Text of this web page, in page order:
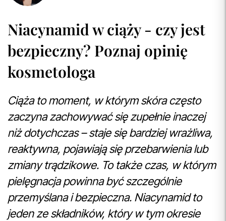
Niacynamid w ciąży - czy jest
bezpieczny? Poznaj opinię
kosmetologa
Ciąża to moment, w którym skóra często
zaczyna zachowywać się zupełnie inaczej
niż dotychczas – staje się bardziej wrażliwa,
reaktywna, pojawiają się przebarwienia lub
zmiany trądzikowe. To także czas, w którym
pielęgnacja powinna być szczególnie
przemyślana i bezpieczna. Niacynamid to
jeden ze składników, który w tym okresie